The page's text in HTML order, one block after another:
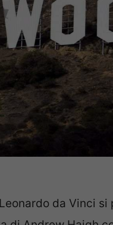
da Vinci si